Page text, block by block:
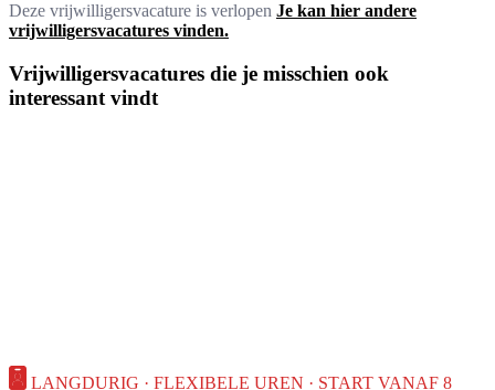
Deze vrijwilligersvacature is verlopen Je kan hier andere
vrijwilligersvacatures vinden.
Vrijwilligersvacatures die je misschien ook
interessant vindt
LANGDURIG · FLEXIBELE UREN · START VANAF 8